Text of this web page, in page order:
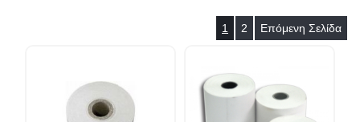
1 2 Επόμενη Σελίδα